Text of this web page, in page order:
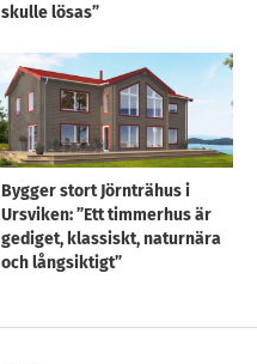
skulle lösas”
Bygger stort Jörnträhus i
Ursviken: ”Ett timmerhus är
gediget, klassiskt, naturnära
och långsiktigt”